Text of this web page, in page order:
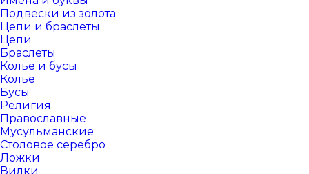
Подвески из золота
Цепи и браслеты
Цепи
Браслеты
Колье и бусы
Колье
Бусы
Религия
Православные
Мусульманские
Столовое серебро
Ложки
Вилки